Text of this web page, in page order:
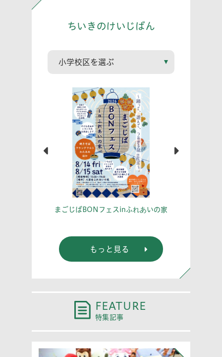
ちいきのけいじばん
まごじばBONフェスinふれあいの家
もっと見る
FEATURE
特集記事